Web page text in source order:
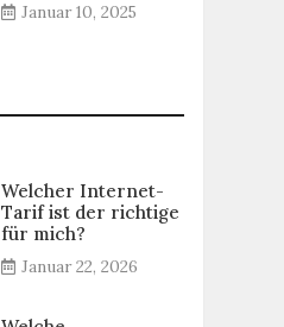
Januar 10, 2025
Welcher Internet-
Tarif ist der richtige
für mich?
Januar 22, 2026